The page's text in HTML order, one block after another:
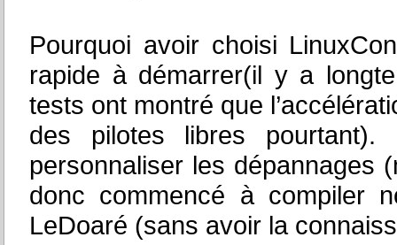
Pourquoi avoir choisi
rapide à démarrer(il y a
tests ont montré que
des pilotes libres
personnaliser les dépannages
donc commencé à compiler
LeDoaré (sans avoir la